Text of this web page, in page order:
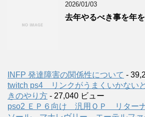
2026/01/03
去年やるべき事を年
INFP 発達障害の関係性について -
twitch ps4 リンクがうまくいかない
きのやり方 - 27,040 ビュー
pso2 ＥＰ６向け 汎用ＯＰ リター